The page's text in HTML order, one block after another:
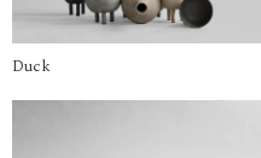
Duck